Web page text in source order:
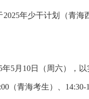
年少干计划（青海
年5月10日（周六），
生）、14:30-